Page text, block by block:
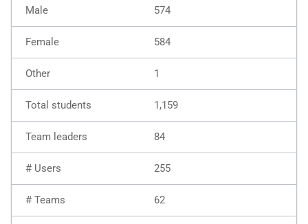
574
584
1
1,159
84
255
62